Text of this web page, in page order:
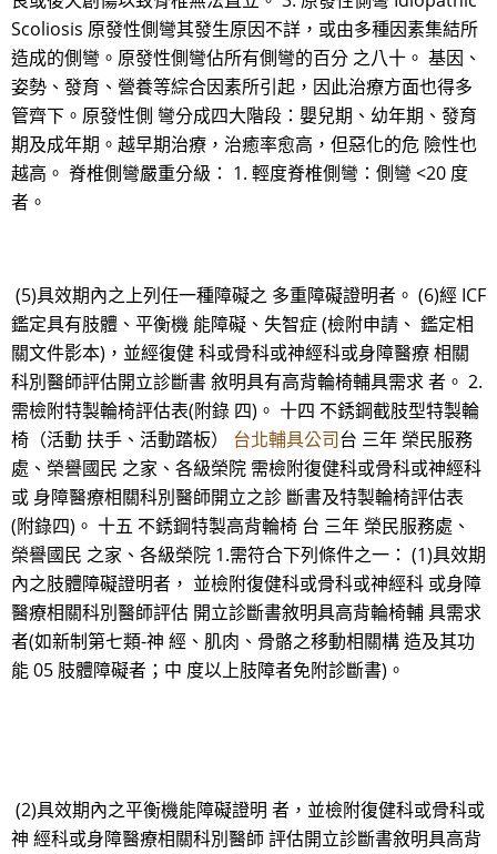
Scoliosis 原發性側彎其發生原因不詳，或由多種因素集結所
造成的側彎。原發性側彎佔所有側彎的百分 之八十。 基因、
姿勢、發育、營養等綜合因素所引起，因此治療方面也得多
管齊下。原發性側 彎分成四大階段：嬰兒期、幼年期、發育
期及成年期。越早期治療，治癒率愈高，但惡化的危 險性也
越高。 脊椎側彎嚴重分級： 1. 輕度脊椎側彎：側彎 <20 度
者。
(5)具效期內之上列任一種障礙之 多重障礙證明者。 (6)經 ICF
鑑定具有肢體、平衡機 能障礙、失智症 (檢附申請、 鑑定相
關文件影本)，並經復健 科或骨科或神經科或身障醫療 相關
科別醫師評估開立診斷書 敘明具有高背輪椅輔具需求 者。 2.
需檢附特製輪椅評估表(附錄 四)。 十四 不銹鋼截肢型特製輪
椅（活動 扶手、活動踏板） 台北輔具公司台 三年 榮民服務
處、榮譽國民 之家、各級榮院 需檢附復健科或骨科或神經科
或 身障醫療相關科別醫師開立之診 斷書及特製輪椅評估表
(附錄四)。 十五 不銹鋼特製高背輪椅 台 三年 榮民服務處、
榮譽國民 之家、各級榮院 1.需符合下列條件之一： (1)具效期
內之肢體障礙證明者， 並檢附復健科或骨科或神經科 或身障
醫療相關科別醫師評估 開立診斷書敘明具高背輪椅輔 具需求
者(如新制第七類-神 經、肌肉、骨骼之移動相關構 造及其功
能 05 肢體障礙者；中 度以上肢障者免附診斷書)。
(2)具效期內之平衡機能障礙證明 者，並檢附復健科或骨科或
神 經科或身障醫療相關科別醫師 評估開立診斷書敘明具高背